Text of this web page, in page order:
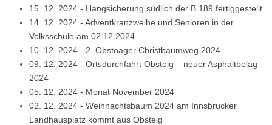
15. 12. 2024 - Hangsicherung südlich der B 189 fertiggestellt
14. 12. 2024 - Adventkranzweihe und Senioren in der
Volksschule am 02.12.2024
10. 12. 2024 - 2. Obstoager Christbaumweg 2024
09. 12. 2024 - Ortsdurchfahrt Obsteig – neuer Asphaltbelag
2024
05. 12. 2024 - Monat November 2024
02. 12. 2024 - Weihnachtsbaum 2024 am Innsbrucker
Landhausplatz kommt aus Obsteig